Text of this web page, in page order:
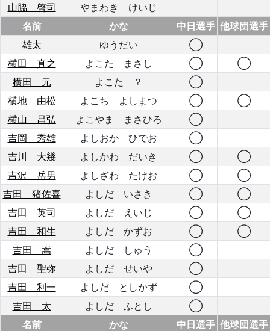
山脇 啓司
やまわき けいじ
名前
かな 中日選手 他球団選手
雄太
ゆうだい
◯
横田 真之
よこた まさし ◯
◯
横田 元
よこた ？
◯
横地 由松
よこち よしまつ ◯
◯
横山 昌弘
よこやま まさひろ
◯
吉岡 秀雄
よしおか ひでお
◯
吉川 大幾
よしかわ だいき ◯
◯
吉沢 岳男
よしざわ たけお ◯
◯
吉田 猪佐喜
よしだ いさき ◯
◯
吉田 英司
よしだ えいじ ◯
◯
吉田 和生
よしだ かずお ◯
◯
吉田 嵩
よしだ しゅう
◯
吉田 聖弥
よしだ せいや
◯
吉田 利一
よしだ としかず
◯
吉田 太
よしだ ふとし
◯
名前
かな 中日選手 他球団選手